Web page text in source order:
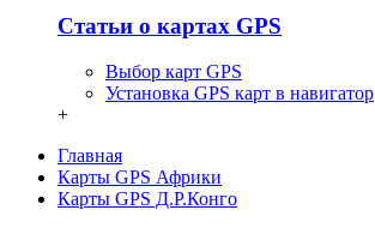
Статьи о картах GPS
Выбор карт GPS
Установка GPS карт в навигатор
+
Главная
Карты GPS Африки
Карты GPS Д.Р.Конго